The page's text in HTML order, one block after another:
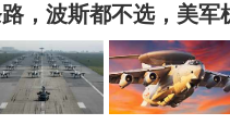
，波斯都不选，美军